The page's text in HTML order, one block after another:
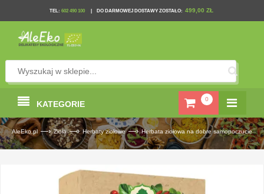
TEL: 602 490 100 DO DARMOWEJ DOSTAWY ZOSTAŁO: 499,00 ZŁ
0
KATEGORIE
AleEko.pl —› Zioła —› Herbaty ziołowe —› Herbata ziołowa na dobre samopoczucie